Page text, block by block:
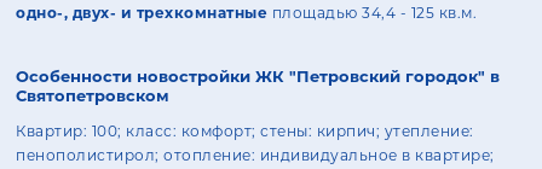
одно-, двух- и трехкомнатные площадью 34,4 - 125 кв.м.
Особенности новостройки ЖК "Петровский городок" в
Святопетровском
Квартир: 100; класс: комфорт; стены: кирпич; утепление:
пенополистирол; отопление: индивидуальное в квартире;